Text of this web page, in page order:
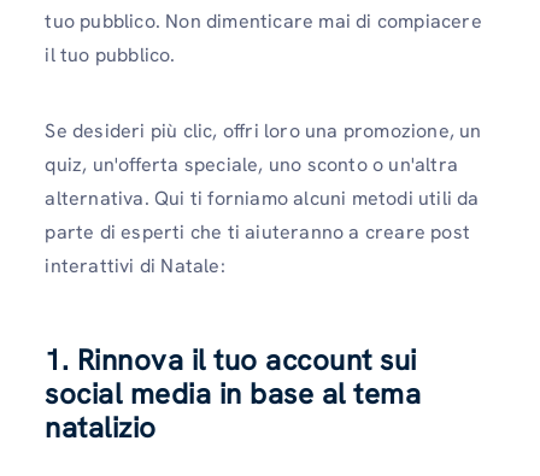
tuo pubblico. Non dimenticare mai di compiacere
il tuo pubblico.
Se desideri più clic, offri loro una promozione, un
quiz, un'offerta speciale, uno sconto o un'altra
alternativa. Qui ti forniamo alcuni metodi utili da
parte di esperti che ti aiuteranno a creare post
interattivi di Natale:
1. Rinnova il tuo account sui
social media in base al tema
natalizio